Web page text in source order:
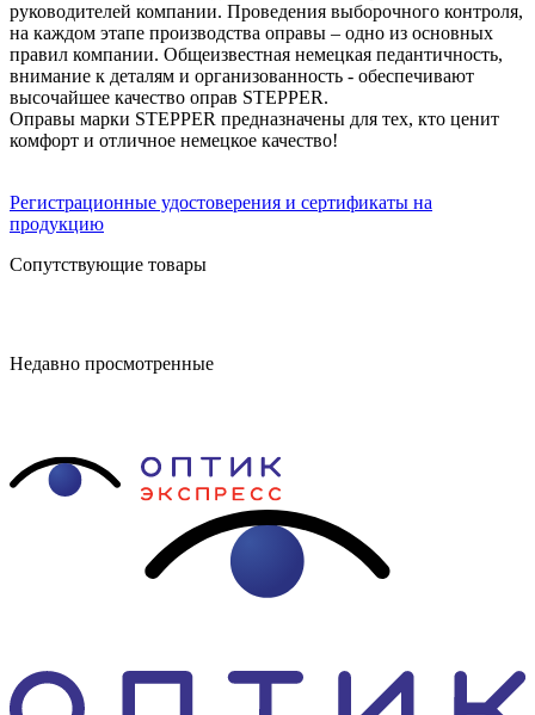
руководителей компании. Проведения выборочного контроля,
на каждом этапе производства оправы – одно из основных
правил компании. Общеизвестная немецкая педантичность,
внимание к деталям и организованность - обеспечивают
высочайшее качество оправ STEPPER.
Оправы марки STEPPER предназначены для тех, кто ценит
комфорт и отличное немецкое качество!
Регистрационные удостоверения и сертификаты на
продукцию
Сопутствующие товары
Недавно просмотренные